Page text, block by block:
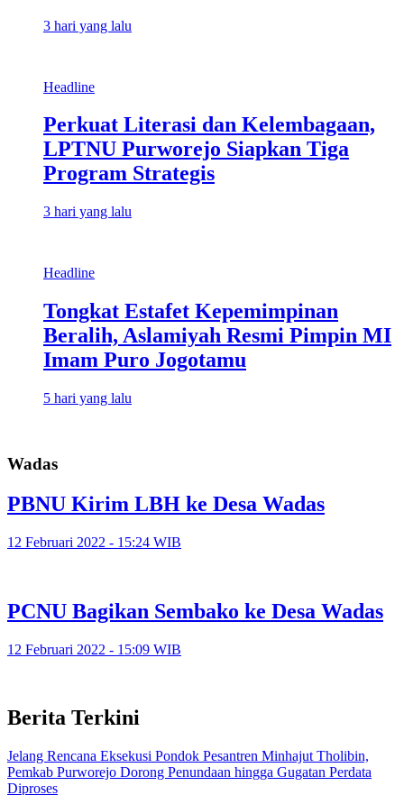
3 hari yang lalu
Headline
Perkuat Literasi dan Kelembagaan,
LPTNU Purworejo Siapkan Tiga
Program Strategis
3 hari yang lalu
Headline
Tongkat Estafet Kepemimpinan
Beralih, Aslamiyah Resmi Pimpin MI
Imam Puro Jogotamu
5 hari yang lalu
Wadas
PBNU Kirim LBH ke Desa Wadas
12 Februari 2022 - 15:24 WIB
PCNU Bagikan Sembako ke Desa Wadas
12 Februari 2022 - 15:09 WIB
Berita Terkini
Jelang Rencana Eksekusi Pondok Pesantren Minhajut Tholibin,
Pemkab Purworejo Dorong Penundaan hingga Gugatan Perdata
Diproses